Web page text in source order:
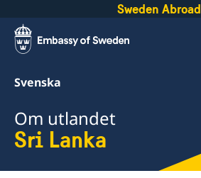
Sweden Abroad
Svenska
Om utlandet
Sri Lanka